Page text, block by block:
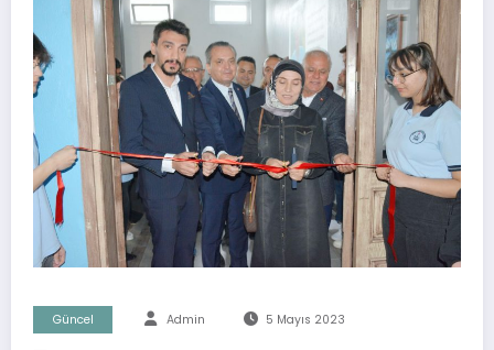
Güncel Admin 5 Mayıs 2023